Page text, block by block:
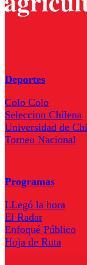
Deportes
Colo Colo
Seleccion Chilena
Universidad de
Torneo Nacional
Programas
LLegó la hora
El Radar
Enfoqué Público
Hoja de Ruta